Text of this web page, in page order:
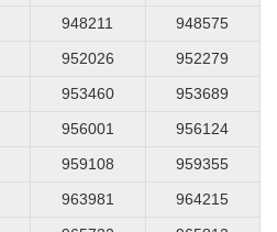
948211
948575
952026
952279
953460
953689
956001
956124
959108
959355
963981
964215